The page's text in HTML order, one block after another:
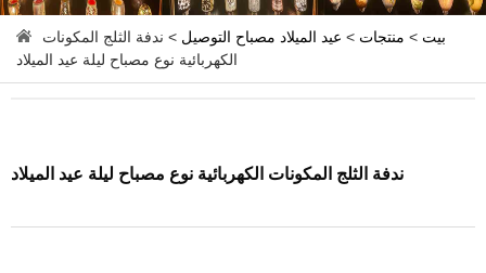
بيت > منتجات > عيد الميلاد مصباح التوصيل > ندفة الثلج المكونات
الكهربائية نوع مصباح ليلة عيد الميلاد
ندفة الثلج المكونات الكهربائية نوع مصباح ليلة عيد الميلاد